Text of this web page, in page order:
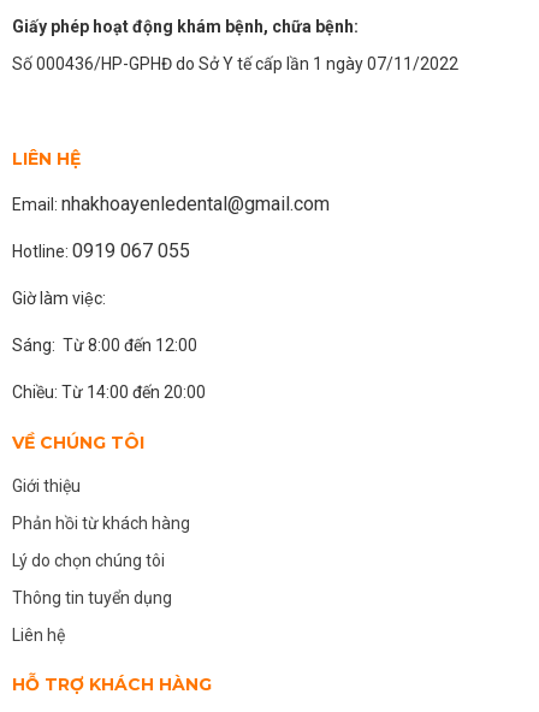
Giấy phép hoạt động khám bệnh, chữa bệnh:
Số 000436/HP-GPHĐ do Sở Y tế cấp lần 1 ngày 07/11/2022
LIÊN HỆ
Email: nhakhoayenledental@gmail.com
Hotline: 0919 067 055
Giờ làm việc:
Sáng: Từ 8:00 đến 12:00
Chiều: Từ 14:00 đến 20:00
VỀ CHÚNG TÔI
Giới thiệu
Phản hồi từ khách hàng
Lý do chọn chúng tôi
Thông tin tuyển dụng
Liên hệ
HỖ TRỢ KHÁCH HÀNG